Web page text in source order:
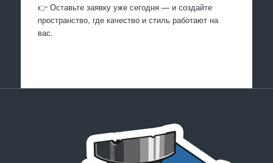
👉 Оставьте заявку уже сегодня — и создайте
пространство, где качество и стиль работают на
вас.